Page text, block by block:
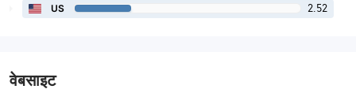
US 2.52
वेबसाइट